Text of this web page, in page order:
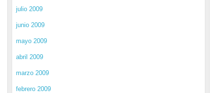
julio 2009
junio 2009
mayo 2009
abril 2009
marzo 2009
febrero 2009